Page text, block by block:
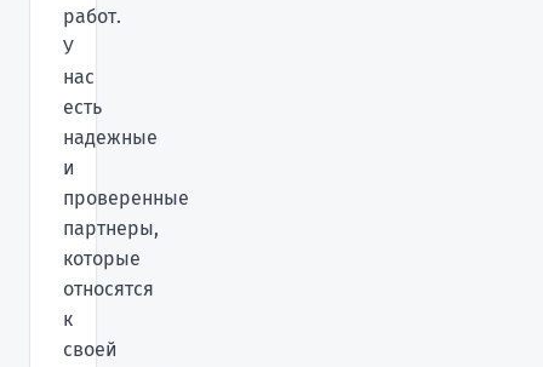
работ.
У
нас
есть
надежные
и
проверенные
партнеры,
которые
относятся
к
своей